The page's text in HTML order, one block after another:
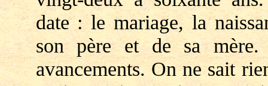
date : le mariage, la
son père et de sa
avancements. On ne sait